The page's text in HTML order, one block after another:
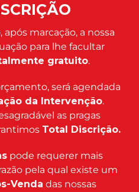
após marcação, a nossa
para lhe facultar
gratuito.
será agendada
da Intervenção.
as pragas
Total Discrição.
pode requerer mais
pela qual existe um
Venda das nossas